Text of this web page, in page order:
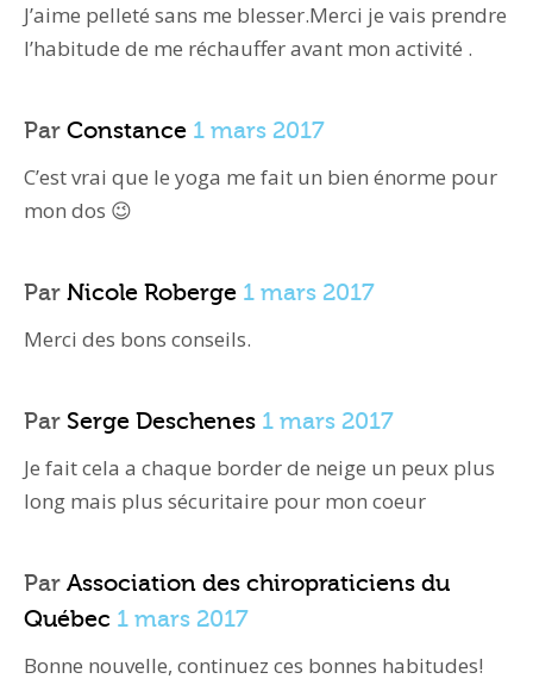
J’aime pelleté sans me blesser.Merci je vais prendre
l’habitude de me réchauffer avant mon activité .
Par Constance 1 mars 2017
C’est vrai que le yoga me fait un bien énorme pour
mon dos 😉
Par Nicole Roberge 1 mars 2017
Merci des bons conseils.
Par Serge Deschenes 1 mars 2017
Je fait cela a chaque border de neige un peux plus
long mais plus sécuritaire pour mon coeur
Par Association des chiropraticiens du
Québec 1 mars 2017
Bonne nouvelle, continuez ces bonnes habitudes!